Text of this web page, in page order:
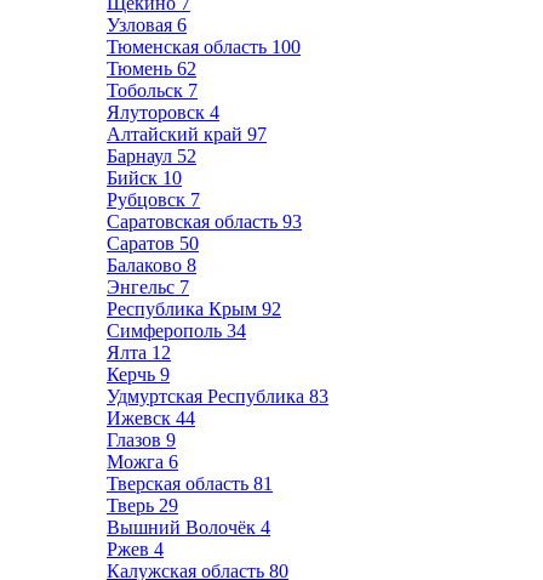
Узловая 6
Тюменская область 100
Тюмень 62
Тобольск 7
Ялуторовск 4
Алтайский край 97
Барнаул 52
Бийск 10
Рубцовск 7
Саратовская область 93
Саратов 50
Балаково 8
Энгельс 7
Республика Крым 92
Симферополь 34
Ялта 12
Керчь 9
Удмуртская Республика 83
Ижевск 44
Глазов 9
Можга 6
Тверская область 81
Тверь 29
Вышний Волочёк 4
Ржев 4
Калужская область 80